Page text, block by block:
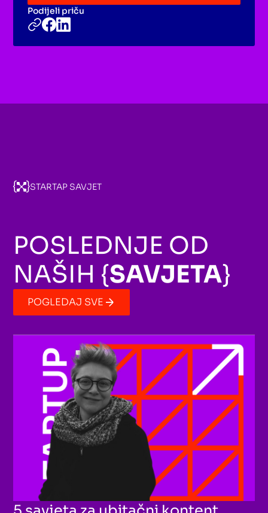
Podijeli priču
STARTAP SAVJET
POSLEDNJE OD
NAŠIH {SAVJETA}
POGLEDAJ SVE